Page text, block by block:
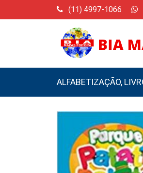
(11) 4997-1066
ALFABETIZAÇÃO,